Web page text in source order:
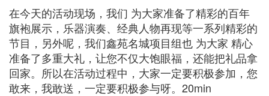
在今天的活动现场，我们 为大家准备了精彩的百年
旗袍展示，乐器演奏、经典人物再现等一系列精彩的
节目，另外呢，我们鑫苑名城项目组也 为大家 精心
准备了多重大礼，让您不仅大饱眼福，还能把礼品拿
回家。所以在活动过程中，大家一定要积极参加，您
敢来，我敢送，一定要积极参与呀。20min